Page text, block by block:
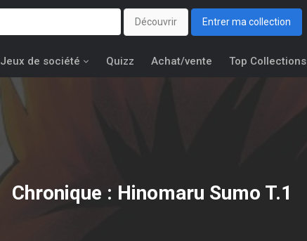
Découvrir Entrer ma collection
Jeux de société Quizz Achat/vente Top Collections
Chronique : Hinomaru Sumo T.1